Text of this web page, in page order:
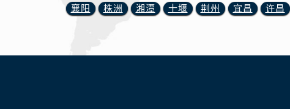
辽宁省盘锦市兴隆台区石油大街浪琴售
襄阳
株洲 湘潭 十堰 荆州 宜昌 许昌